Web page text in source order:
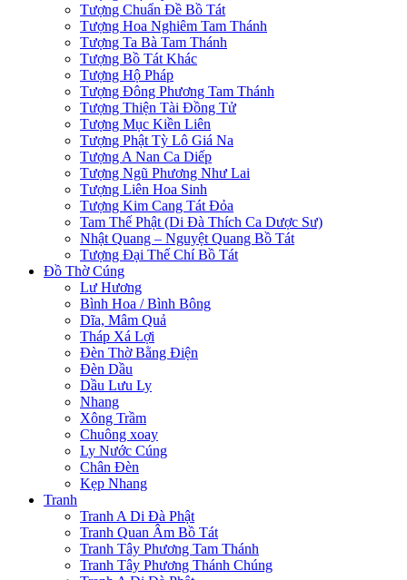
Tượng Chuẩn Đề Bồ Tát
Tượng Hoa Nghiêm Tam Thánh
Tượng Ta Bà Tam Thánh
Tượng Bồ Tát Khác
Tượng Hộ Pháp
Tượng Đông Phương Tam Thánh
Tượng Thiện Tài Đồng Tử
Tượng Mục Kiền Liên
Tượng Phật Tỳ Lô Giá Na
Tượng A Nan Ca Diếp
Tượng Ngũ Phương Như Lai
Tượng Liên Hoa Sinh
Tượng Kim Cang Tát Đỏa
Tam Thế Phật (Di Đà Thích Ca Dược Sư)
Nhật Quang – Nguyệt Quang Bồ Tát
Tượng Đại Thế Chí Bồ Tát
Đồ Thờ Cúng
Lư Hương
Bình Hoa / Bình Bông
Dĩa, Mâm Quả
Tháp Xá Lợi
Đèn Thờ Bằng Điện
Đèn Dầu
Dầu Lưu Ly
Nhang
Xông Trầm
Chuông xoay
Ly Nước Cúng
Chân Đèn
Kẹp Nhang
Tranh
Tranh A Di Đà Phật
Tranh Quan Âm Bồ Tát
Tranh Tây Phương Tam Thánh
Tranh Tây Phương Thánh Chúng